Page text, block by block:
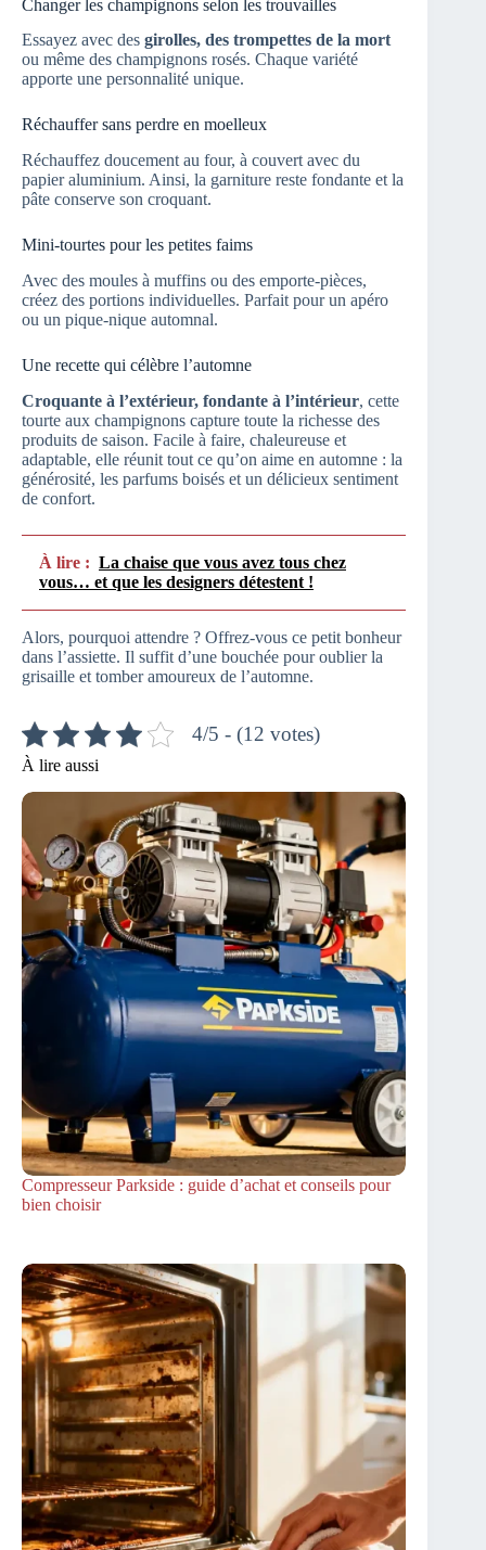
Changer les champignons selon les trouvailles
Essayez avec des girolles, des trompettes de la mort
ou même des champignons rosés. Chaque variété
apporte une personnalité unique.
Réchauffer sans perdre en moelleux
Réchauffez doucement au four, à couvert avec du
papier aluminium. Ainsi, la garniture reste fondante et la
pâte conserve son croquant.
Mini-tourtes pour les petites faims
Avec des moules à muffins ou des emporte-pièces,
créez des portions individuelles. Parfait pour un apéro
ou un pique-nique automnal.
Une recette qui célèbre l’automne
Croquante à l’extérieur, fondante à l’intérieur, cette
tourte aux champignons capture toute la richesse des
produits de saison. Facile à faire, chaleureuse et
adaptable, elle réunit tout ce qu’on aime en automne : la
générosité, les parfums boisés et un délicieux sentiment
de confort.
À lire : La chaise que vous avez tous chez
vous… et que les designers détestent !
Alors, pourquoi attendre ? Offrez-vous ce petit bonheur
dans l’assiette. Il suffit d’une bouchée pour oublier la
grisaille et tomber amoureux de l’automne.
4/5 - (12 votes)
À lire aussi
Compresseur Parkside : guide d’achat et conseils pour
bien choisir